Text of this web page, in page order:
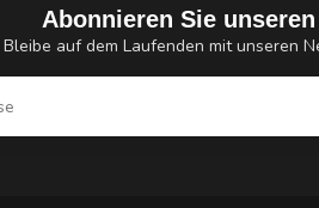
Abonnieren Sie
Bleibe auf dem Laufenden mit unseren